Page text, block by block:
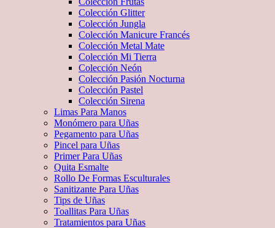
Colección Glitter
Colección Jungla
Colección Manicure Francés
Colección Metal Mate
Colección Mi Tierra
Colección Neón
Colección Pasión Nocturna
Colección Pastel
Colección Sirena
Limas Para Manos
Monómero para Uñas
Pegamento para Uñas
Pincel para Uñas
Primer Para Uñas
Quita Esmalte
Rollo De Formas Esculturales
Sanitizante Para Uñas
Tips de Uñas
Toallitas Para Uñas
Tratamientos para Uñas